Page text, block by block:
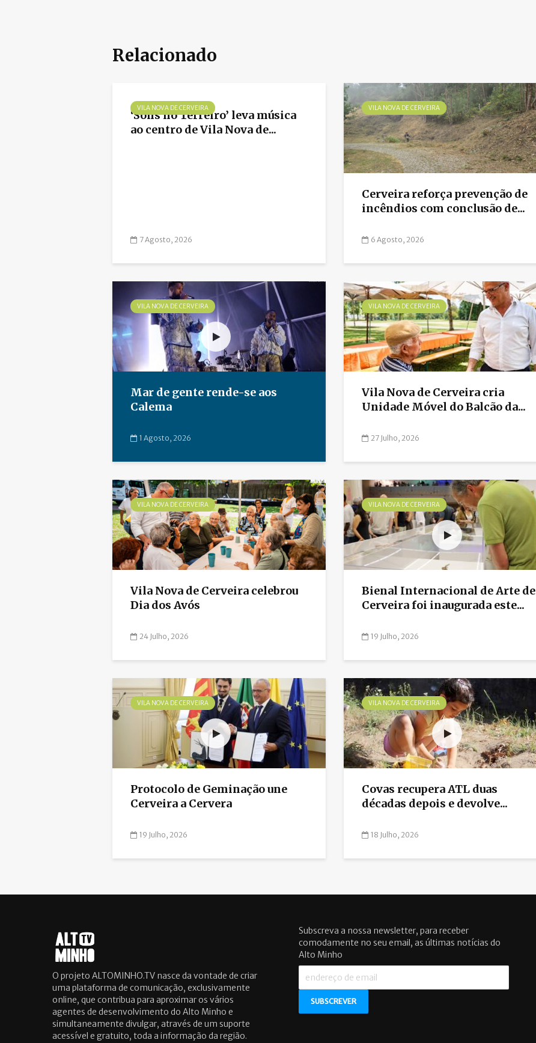
Relacionado
VILA NOVA DE CERVEIRA
‘Sons no Terreiro’ leva música
ao centro de Vila Nova de...
7 Agosto, 2026
VILA NOVA DE CERVEIRA
Cerveira reforça prevenção de
incêndios com conclusão de...
6 Agosto, 2026
VILA NOVA DE CERVEIRA
Mar de gente rende-se aos
Calema
1 Agosto, 2026
VILA NOVA DE CERVEIRA
Vila Nova de Cerveira cria
Unidade Móvel do Balcão da...
27 Julho, 2026
VILA NOVA DE CERVEIRA
Vila Nova de Cerveira celebrou
Dia dos Avós
24 Julho, 2026
VILA NOVA DE CERVEIRA
Bienal Internacional de Arte de
Cerveira foi inaugurada este...
19 Julho, 2026
VILA NOVA DE CERVEIRA
Protocolo de Geminação une
Cerveira a Cervera
19 Julho, 2026
VILA NOVA DE CERVEIRA
Covas recupera ATL duas
décadas depois e devolve...
18 Julho, 2026
O projeto ALTOMINHO.TV nasce da vontade de criar
uma plataforma de comunicação, exclusivamente
online, que contribua para aproximar os vários
agentes de desenvolvimento do Alto Minho e
simultaneamente divulgar, através de um suporte
acessível e gratuito, toda a informação da região.
Subscreva a nossa newsletter, para receber
comodamente no seu email, as últimas notícias do
Alto Minho